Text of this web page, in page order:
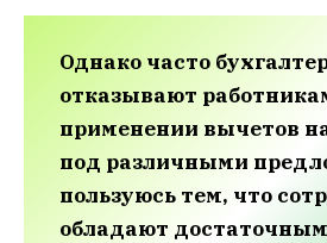
Однако часто
отказывают
применении вычетов
под различными
пользуюсь тем, что
обладают достаточным